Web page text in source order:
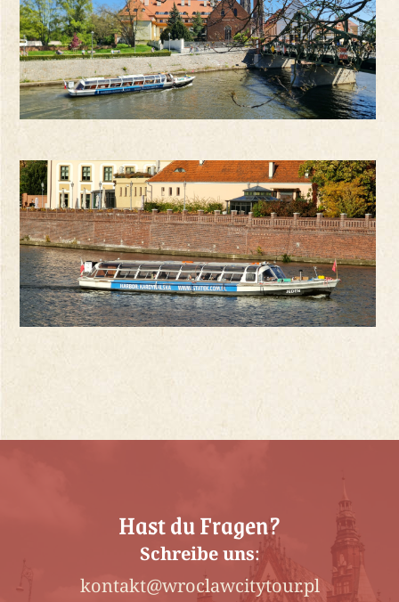
Hast du Fragen?
Schreibe uns:
kontakt@wroclawcitytour.pl